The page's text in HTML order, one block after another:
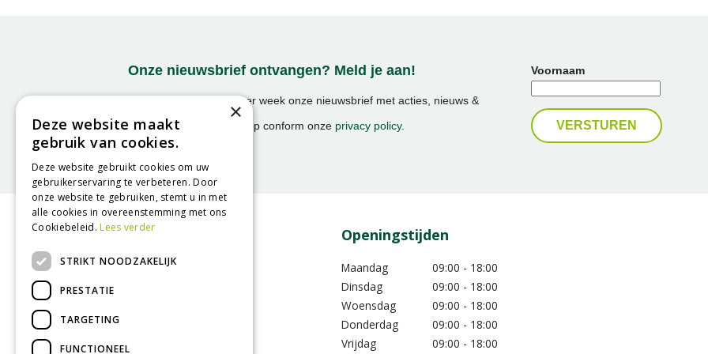
Onze nieuwsbrief ontvangen? Meld je aan!
Ontvang ongeveer 1x per week onze nieuwsbrief met acties, nieuws &
We slaan uw gegevens op conform onze privacy policy.
Voornaam
Contact
GroenRijk Assen
Openingstijden
Maandag
09:00 - 18:00
Dinsdag
09:00 - 18:00
Woensdag
09:00 - 18:00
Donderdag
09:00 - 18:00
Vrijdag
09:00 - 18:00
×
Deze website maakt
gebruik van cookies.
Deze website gebruikt cookies om uw
gebruikerservaring te verbeteren. Door
onze website te gebruiken, stemt u in met
alle cookies in overeenstemming met ons
Cookiebeleid.Lees verder
STRIKT NOODZAKELIJK
PRESTATIE
TARGETING
FUNCTIONEEL